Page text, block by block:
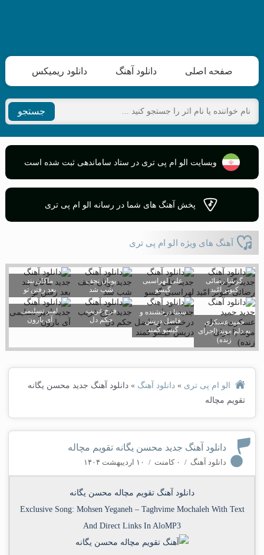
صفحه اصلی دانلود آهنگ دانلود ریمیکس
جستجو
وبسایت الو ام پی تری در ستاد ساماندهی ثبت شده است
پخش آهنگ های شما در رسانه الو ام پی تری
آهنگ های ویژه الو ام پی تری
گرشا رضائی
کبوتر امّید
علی لهراسبی
گیسو
پویان نجف
شب شد
ماکان بند
بعد رفتن تو
حمید عسکری
به دلم موند (اجرای
زنده)
سینا درخشنده و
فاضل دریس
گیسو کمند
فرخ غریب
حکم دل
امیر تسلیمی
آی بارون
الو ام پی تری » دانلود آهنگ » دانلود آهنگ جدید محسن یگانه
تقویم مچاله
دانلود آهنگ جدید محسن یگانه تقویم مچاله
دانلود آهنگ / ۰ کامنت / ۱۰ اردیبهشت ۱۴۰۴
دانلود آهنگ تقویم مچاله محسن یگانه
Exclusive Song: Mohsen Yeganeh– Taghvime MochalehWith Text
And Direct Links In AloMP3